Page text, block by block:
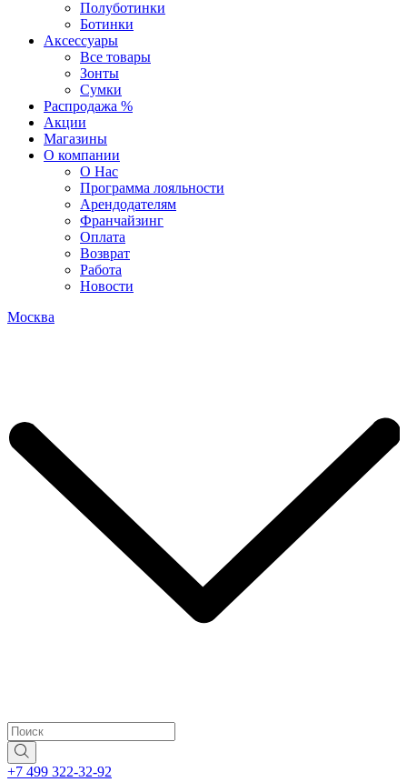
Полуботинки
Ботинки
Аксессуары
Все товары
Зонты
Сумки
Распродажа %
Акции
Магазины
О компании
О Нас
Программа лояльности
Арендодателям
Франчайзинг
Оплата
Возврат
Работа
Новости
Москва
+7 499 322-32-92